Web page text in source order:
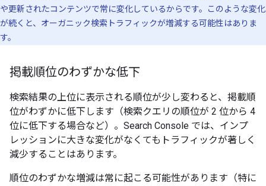
や更新されたコンテンツで常に変化しているからです。このような変化
が続くと、オーガニック検索トラフィックが増減する可能性はありま
す。
掲載順位のわずかな低下
検索結果の上位に表示される順位が少し変わると、掲載順
位がわずかに低下します（検索クエリの順位が 2 位から 4
位に低下する場合など）。Search Console では、インプ
レッションに大きな変化がなくてもトラフィックが著しく
減少することはあります。
順位のわずかな増減は常に起こる可能性があります（特に